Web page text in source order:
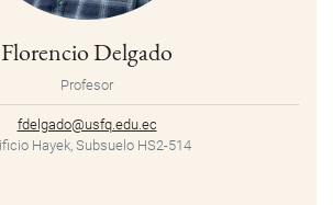
Florencio Delgado
Profesor
fdelgado@usfq.edu.ec
Hayek, Subsuelo HS2-514